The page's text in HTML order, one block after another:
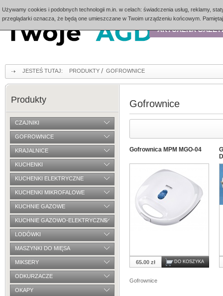
Używamy cookies i podobnych technologii m.in. w celach: świadczenia usług, reklamy,
przeglądarki oznacza, że będą one umieszczane w Twoim urządzeniu końcowym.
AKTUALNA
JESTEŚ TUTAJ: PRODUKTY GOFROWNICE
Produkty
CZAJNIKI
GOFROWNICE
KRAJALNICE
KUCHENKI
KUCHENKI ELEKTRYCZNE
KUCHENKI MIKROFALOWE
KUCHNIE GAZOWE
KUCHNIE GAZOWO-ELEKTRYCZNE
LODÓWKI
MASZYNKI DO MIĘSA
MIKSERY
ODKURZACZE
OKAPY
Gofrownice
Gofrownica MPM MGO-04
65.00 zł DO KOSZYKA
Gofrownice